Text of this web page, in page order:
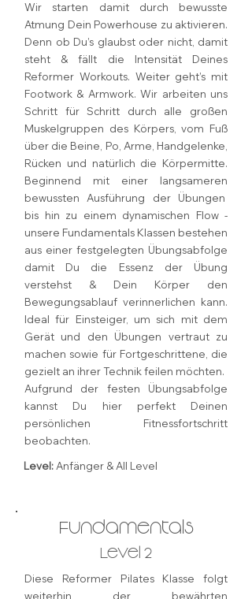
Wir starten damit durch bewusste
Atmung Dein Powerhouse zu aktivieren.
Denn ob Du’s glaubst oder nicht, damit
steht & fällt die Intensität Deines
Reformer Workouts. Weiter geht’s mit
Footwork & Armwork. Wir arbeiten uns
Schritt für Schritt durch alle großen
Muskelgruppen des Körpers, vom Fuß
über die Beine, Po, Arme, Handgelenke,
Rücken und natürlich die Körpermitte.
Beginnend mit einer langsameren
bewussten Ausführung der Übungen
bis hin zu einem dynamischen Flow -
unsere Fundamentals Klassen bestehen
aus einer festgelegten Übungsabfolge
damit Du die Essenz der Übung
verstehst & Dein Körper den
Bewegungsablauf verinnerlichen kann.
Ideal für Einsteiger, um sich mit dem
Gerät und den Übungen vertraut zu
machen sowie für Fortgeschrittene, die
gezielt an ihrer Technik feilen möchten.
Aufgrund der festen Übungsabfolge
kannst Du hier perfekt Deinen
persönlichen Fitnessfortschritt
beobachten.
Level: Anfänger & All Level
Fundamentals
Level 2
Diese Reformer Pilates Klasse folgt
weiterhin der bewährten